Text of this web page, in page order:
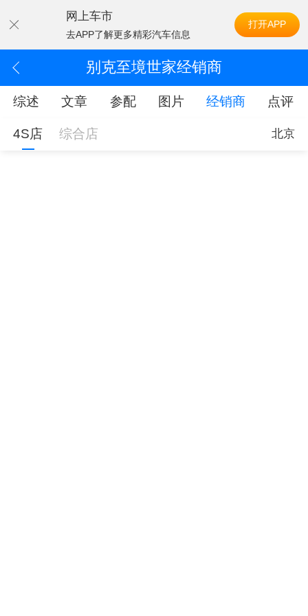
网上车市
去APP了解更多精彩汽车信息
打开APP
别克至境世家经销商
综述 文章 参配 图片 经销商 点评
4S店 综合店 北京